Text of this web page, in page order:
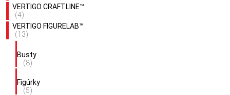
VERTIGO CRAFTLINE™
(4)
VERTIGO FIGURELAB™
(13)
Busty
(8)
Figúrky
(5)